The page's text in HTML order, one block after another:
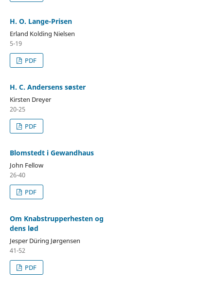
H. O. Lange-Prisen
Erland Kolding Nielsen
5-19
PDF
H. C. Andersens søster
Kirsten Dreyer
20-25
PDF
Blomstedt i Gewandhaus
John Fellow
26-40
PDF
Om Knabstrupperhesten og
dens lød
Jesper Düring Jørgensen
41-52
PDF